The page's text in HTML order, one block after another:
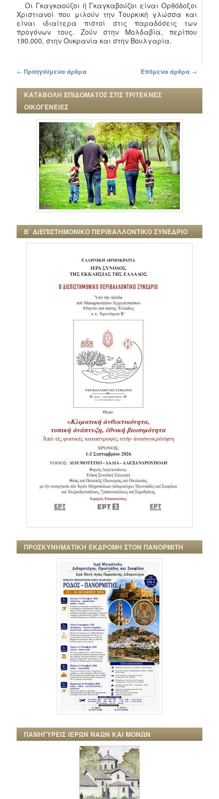
Οι Γκαγκαούζοι ή Γκαγκαβούζοι είναι Ορθόδοξοι
Χριστιανοί που μιλούν την Τουρκική γλώσσα και
είναι ιδιαίτερα πιστοί στις παραδόσεις των
προγόνων τους. Ζούν στην Μολδαβία, περίπου
190.000, στην Ουκρανία και στην Βουλγαρία.
Πλοήγηση στα άρθρα
← Προηγούμενα άρθρα Επόμενα άρθρα →
ΚΑΤΑΒΟΛΗ ΕΠΙΔΟΜΑΤΟΣ ΣΤΙΣ ΤΡΙΤΕΚΝΕΣ
ΟΙΚΟΓΕΝΕΙΕΣ
Β΄ ΔΙΕΠΙΣΤΗΜΟΝΙΚΟ ΠΕΡΙΒΑΛΛΟΝΤΙΚΟ ΣΥΝΕΔΡΙΟ
ΠΡΟΣΚΥΝΗΜΑΤΙΚΗ ΕΚΔΡΟΜΗ ΣΤΟΝ ΠΑΝΟΡΜΙΤΗ
ΠΑΝΗΓΥΡΕΙΣ ΙΕΡΩΝ ΝΑΩΝ ΚΑΙ ΜΟΝΩΝ